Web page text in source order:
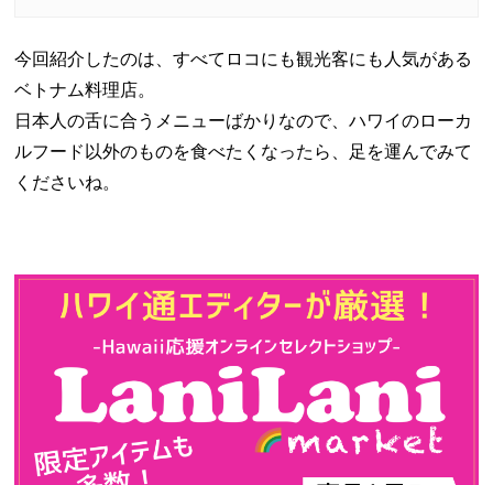
今回紹介したのは、すべてロコにも観光客にも人気がある
ベトナム料理店。
日本人の舌に合うメニューばかりなので、ハワイのローカ
ルフード以外のものを食べたくなったら、足を運んでみて
くださいね。